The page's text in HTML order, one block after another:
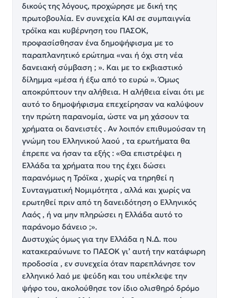
δικούς της λόγους, προχώρησε με δική της
πρωτοβουλία. Εν συνεχεία ΚΑΙ σε συμπαιγνία
τρόϊκα και κυβέρνηση του ΠΑΣΟΚ,
προφασίσθησαν ένα δημοψήφισμα με το
παραπλανητικό ερώτημα «ναι ή όχι στη νέα
δανειακή σύμβαση ; ». Και με το εκβιαστικό
δίλημμα «μέσα ή έξω από το ευρώ ». Όμως
αποκρύπτουν την αλήθεια. Η αλήθεια είναι ότι με
αυτό το δημοψήφισμα επεχείρησαν να καλύψουν
την πρώτη παρανομία, ώστε να μη χάσουν τα
χρήματα οι δανειστές . Αν λοιπόν επιθυμούσαν τη
γνώμη του Ελληνικού λαού , τα ερωτήματα θα
έπρεπε να ήσαν τα εξής : «Θα επιστρέψει η
Ελλάδα τα χρήματα που της έχει δώσει
παρανόμως η Τρόϊκα , χωρίς να τηρηθεί η
Συνταγματική Νομιμότητα , αλλά και χωρίς να
ερωτηθεί πριν από τη δανειδότηση ο Ελληνικός
Λαός , ή να μην πληρώσει η Ελλάδα αυτό το
παράνομο δάνειο ;».
Δυστυχώς όμως για την Ελλάδα η Ν.Δ. που
κατακεραύνωνε το ΠΑΣΟΚ γι’ αυτή την κατάφωρη
προδοσία , εν συνεχεία όταν παρεπλάνησε τον
ελληνικό λαό με ψεύδη και του υπέκλεψε την
ψήφο του, ακολούθησε τον ίδιο ολισθηρό δρόμο